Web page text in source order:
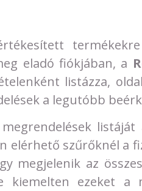
eladó fiókjában, a
listázza,
a legutóbb
elérhető szűrőknél a
megjelenik az
kiemelten ezeket a